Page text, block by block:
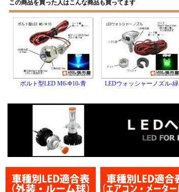
この商品を買った人はこんな商品も買ってます
ボルト型LED M6-Φ10-青 LEDウォッシャーノズル-緑